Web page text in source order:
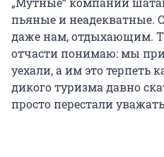
пьяные и неадекватные.
даже нам, отдыхающим.
отчасти понимаю: мы
уехали, а им это терпеть
дикого туризма давно
просто перестали